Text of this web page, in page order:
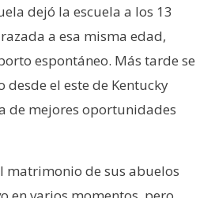
dejó la escuela a los 13
a esa misma edad,
espontáneo. Más tarde se
el este de Kentucky
de mejores oportunidades
matrimonio de sus abuelos